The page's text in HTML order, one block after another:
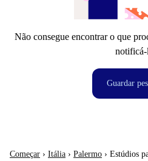
Não consegue encontrar o que
Guardar
Começar › Itália › Palermo › Estúdios